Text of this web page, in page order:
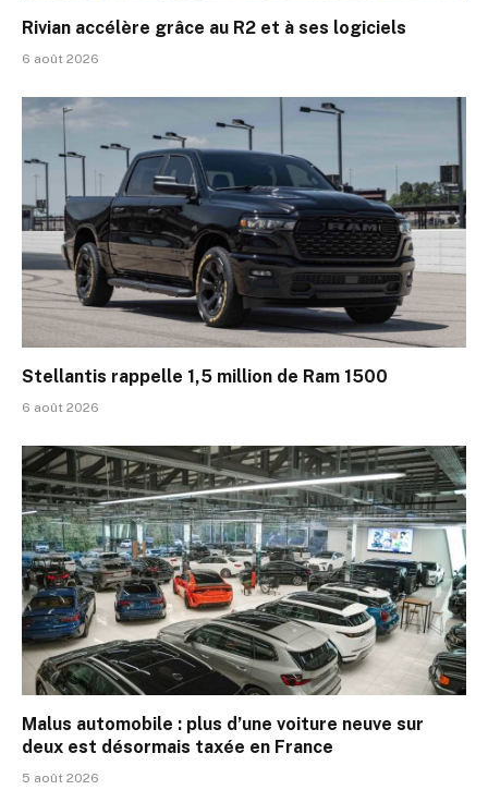
Rivian accélère grâce au R2 et à ses logiciels
6 août 2026
Stellantis rappelle 1,5 million de Ram 1500
6 août 2026
Malus automobile : plus d’une voiture neuve sur
deux est désormais taxée en France
5 août 2026